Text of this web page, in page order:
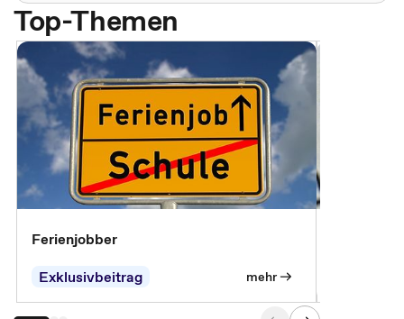
Top-Themen
Ferienjobber
Exklusivbeitrag
mehr